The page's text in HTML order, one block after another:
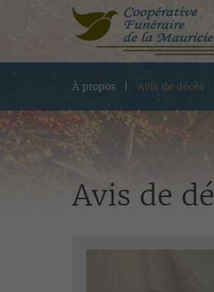
À propos Avis de décès
Avis de